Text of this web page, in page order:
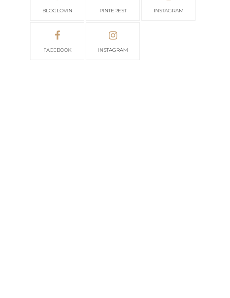
BLOGLOVIN PINTEREST INSTAGRAM
FACEBOOK INSTAGRAM